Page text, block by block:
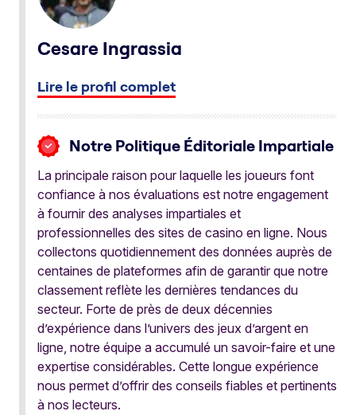
Cesare Ingrassia
Lire le profil complet
Notre Politique Éditoriale Impartiale
La principale raison pour laquelle les joueurs font
confiance à nos évaluations est notre engagement
à fournir des analyses impartiales et
professionnelles des sites de casino en ligne. Nous
collectons quotidiennement des données auprès de
centaines de plateformes afin de garantir que notre
classement reflète les dernières tendances du
secteur. Forte de près de deux décennies
d’expérience dans l’univers des jeux d’argent en
ligne, notre équipe a accumulé un savoir-faire et une
expertise considérables. Cette longue expérience
nous permet d’offrir des conseils fiables et pertinents
à nos lecteurs.